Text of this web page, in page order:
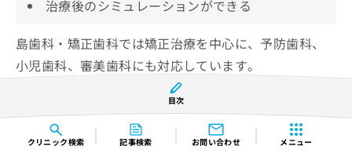
クリニック検索 記事検索 お問い合わせ メニュー
治療後のシミュレーションができる
島歯科・矯正歯科では矯正治療を中心に、予防歯科、
小児歯科、審美歯科にも対応しています。
矯正治療は、日本矯正歯科学会 認定医が担当します。
富山地方鉄道 上本町電停から徒歩すぐの場所にあり、
駐車場も完備している歯科クリニックです。
目次